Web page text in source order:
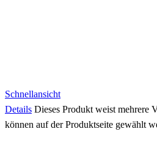
Schnellansicht
Details Dieses Produkt weist mehrere
können auf der Produktseite gewählt